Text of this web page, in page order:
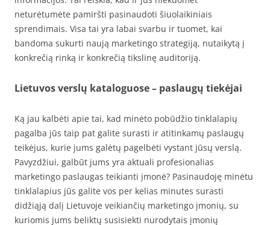
neturėtumėte pamiršti pasinaudoti šiuolaikiniais
sprendimais. Visa tai yra labai svarbu ir tuomet, kai
bandoma sukurti naują marketingo strategiją, nutaikytą į
konkrečią rinką ir konkrečią tikslinę auditoriją.
Lietuvos verslų kataloguose – paslaugų tiekėjai
Ką jau kalbėti apie tai, kad minėto pobūdžio tinklalapių
pagalba jūs taip pat galite surasti ir atitinkamų paslaugų
teikėjus, kurie jums galėtų pagelbėti vystant jūsų verslą.
Pavyzdžiui, galbūt jums yra aktuali profesionalias
marketingo paslaugas teikianti įmonė? Pasinaudoję minėtu
tinklalapius jūs galite vos per kelias minutes surasti
didžiąją dalį Lietuvoje veikiančių marketingo įmonių, su
kuriomis jums beliktų susisiekti nurodytais įmonių